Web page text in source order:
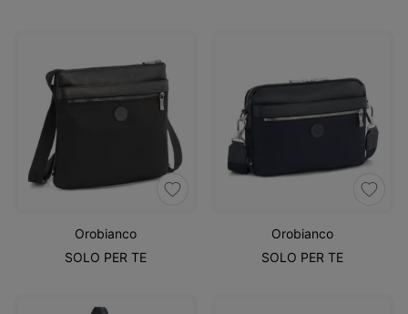
Orobianco
SOLO PER TE
Orobianco
SOLO PER TE